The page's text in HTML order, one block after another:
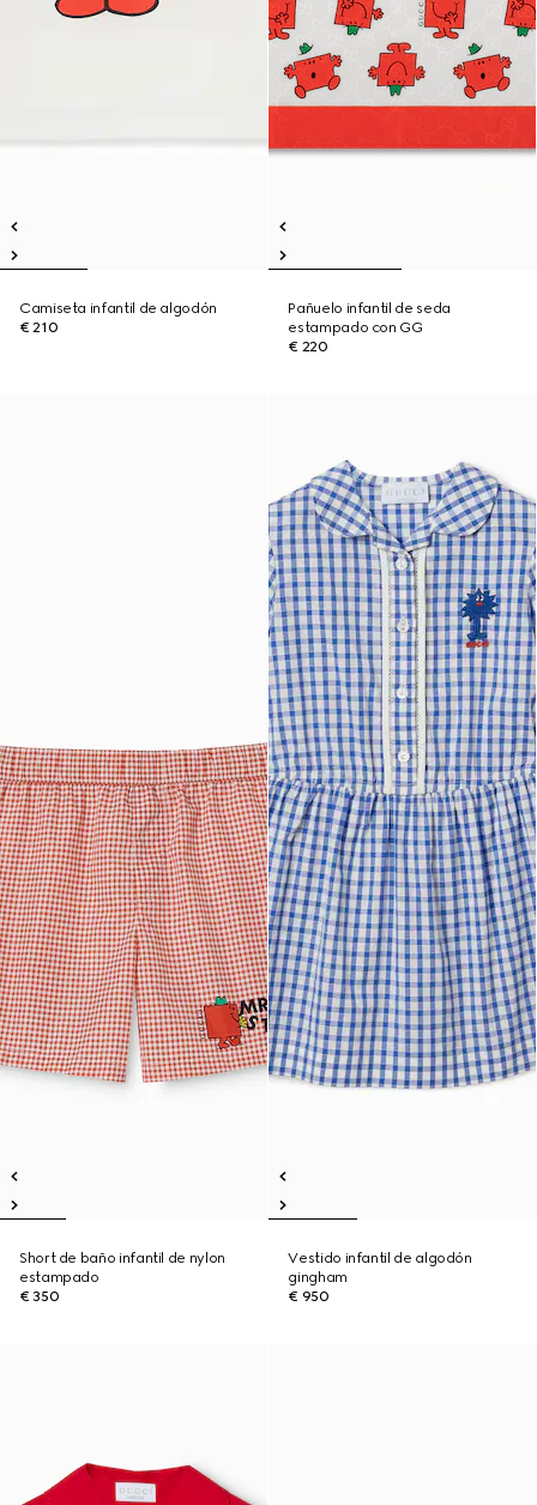
Camiseta infantil de algodón
€ 210
Pañuelo infantil de seda
estampado con GG
€ 220
Short de baño infantil de nylon
estampado
€ 350
Vestido infantil de algodón
gingham
€ 950